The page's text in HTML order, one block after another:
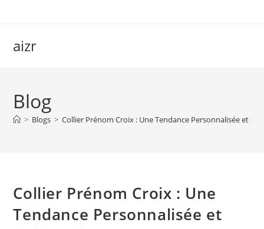
aizr
Blog
> Blogs > Collier Prénom Croix : Une Tendance Personnalisée et
Collier Prénom Croix : Une
Tendance Personnalisée et